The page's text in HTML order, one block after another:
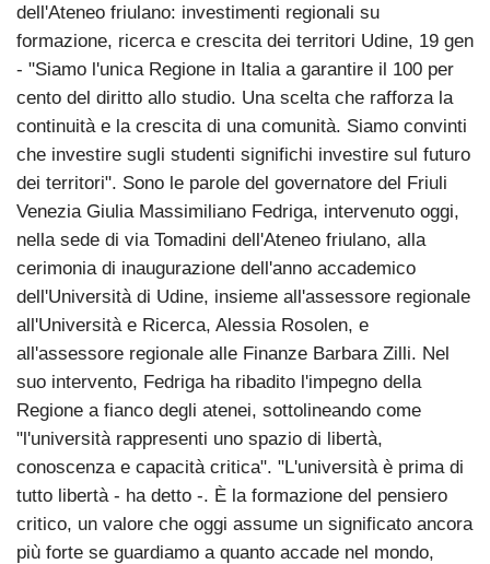
dell'Ateneo friulano: investimenti regionali su
formazione, ricerca e crescita dei territori Udine, 19 gen
- "Siamo l'unica Regione in Italia a garantire il 100 per
cento del diritto allo studio. Una scelta che rafforza la
continuità e la crescita di una comunità. Siamo convinti
che investire sugli studenti significhi investire sul futuro
dei territori". Sono le parole del governatore del Friuli
Venezia Giulia Massimiliano Fedriga, intervenuto oggi,
nella sede di via Tomadini dell'Ateneo friulano, alla
cerimonia di inaugurazione dell'anno accademico
dell'Università di Udine, insieme all'assessore regionale
all'Università e Ricerca, Alessia Rosolen, e
all'assessore regionale alle Finanze Barbara Zilli. Nel
suo intervento, Fedriga ha ribadito l'impegno della
Regione a fianco degli atenei, sottolineando come
"l'università rappresenti uno spazio di libertà,
conoscenza e capacità critica". "L'università è prima di
tutto libertà - ha detto -. È la formazione del pensiero
critico, un valore che oggi assume un significato ancora
più forte se guardiamo a quanto accade nel mondo,